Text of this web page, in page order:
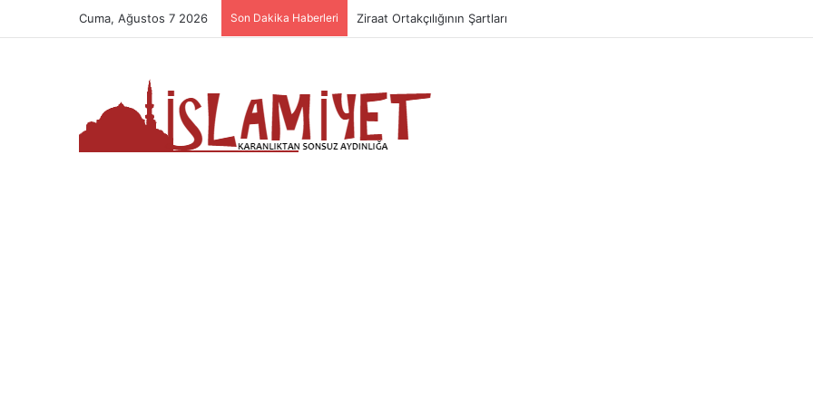
Cuma, Ağustos 7 2026 Son Dakika Haberleri Ziraat Ortakçılığının Şartları